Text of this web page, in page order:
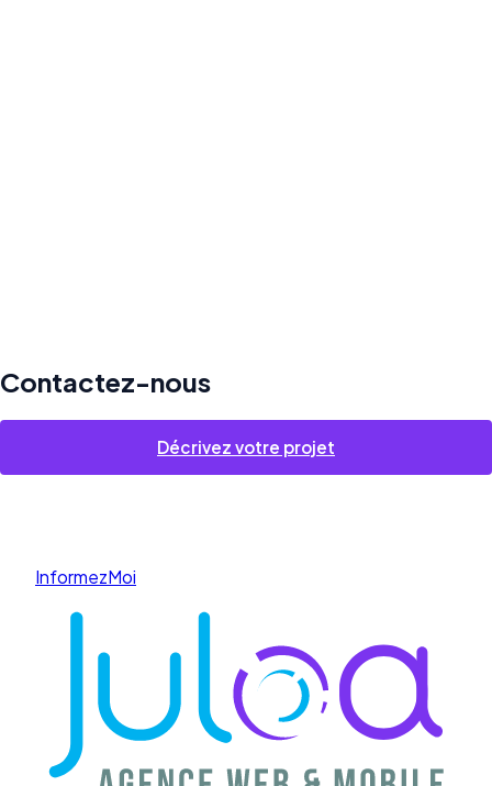
Contactez-nous
Décrivez votre projet
InformezMoi